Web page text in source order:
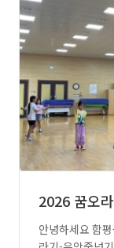
2026 꿈오
안녕하세요 함평군청소